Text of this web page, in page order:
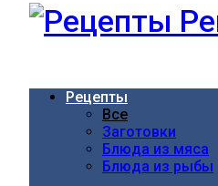
Рецепты
Все
Заготовки
Блюда из мяса
Блюда из рыбы